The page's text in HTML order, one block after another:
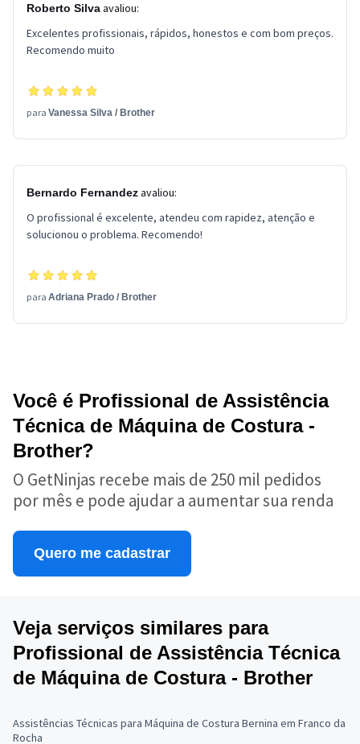
Roberto Silvaavaliou:
Excelentes profissionais, rápidos, honestos e com bom preços.
Recomendo muito
para Vanessa Silva / Brother
Bernardo Fernandezavaliou:
O profissional é excelente, atendeu com rapidez, atenção e
solucionou o problema. Recomendo!
para Adriana Prado / Brother
Você é Profissional de Assistência
Técnica de Máquina de Costura -
Brother?
O GetNinjas recebe mais de 250 mil pedidos
por mês e pode ajudar a aumentar sua renda
Quero me cadastrar
Veja serviços similares para
Profissional de Assistência Técnica
de Máquina de Costura - Brother
Assistências Técnicas para Máquina de Costura Bernina em Franco da
Rocha